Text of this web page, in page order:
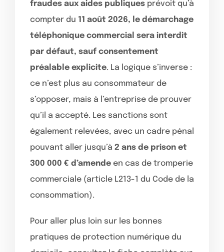
fraudes aux aides publiques prévoit qu’à
compter du 11 août 2026, le démarchage
téléphonique commercial sera interdit
par défaut, sauf consentement
préalable explicite. La logique s’inverse :
ce n’est plus au consommateur de
s’opposer, mais à l’entreprise de prouver
qu’il a accepté. Les sanctions sont
également relevées, avec un cadre pénal
pouvant aller jusqu’à 2 ans de prison et
300 000 € d’amende en cas de tromperie
commerciale (article L213-1 du Code de la
consommation).
Pour aller plus loin sur les bonnes
pratiques de protection numérique du